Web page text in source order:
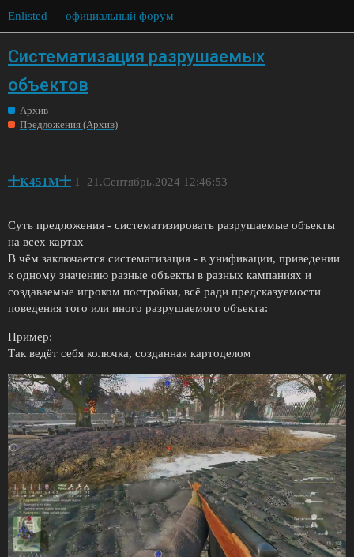
Enlisted — официальный форум
Систематизация разрушаемых
объектов
Архив
Предложения (Архив)
十K451M十 21.Сентябрь.2024 12:46:53
1
Суть предложения - систематизировать разрушаемые объекты
на всех картах
В чём заключается систематизация - в унификации, приведении
к одному значению разные объекты в разных кампаниях и
создаваемые игроком постройки, всё ради предсказуемости
поведения того или иного разрушаемого объекта:
Пример:
Так ведёт себя колючка, созданная картоделом